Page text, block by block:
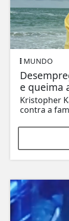
MUNDO
e queima
Kristopher
contra a